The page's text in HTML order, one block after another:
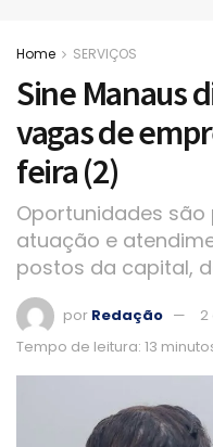
Home SERVIÇOS
Sine Manaus
vagas de
feira (2)
Oportunidades
atuação e
postos da capital,
por Redação
2
Tempo de leitura: 13